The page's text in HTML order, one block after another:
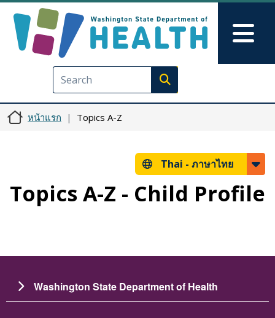
Execute search
หน้าแรก Topics A-Z
Thai - ภาษาไทย
Topics A-Z - Child Profile
Washington State Department of Health